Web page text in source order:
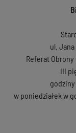
ul.
Referat
III
w poniedziałek w